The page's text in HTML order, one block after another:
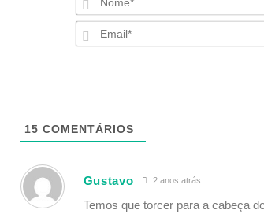
15 COMENTÁRIOS
Gustavo 2 anos atrás
Temos que torcer para a cabeça